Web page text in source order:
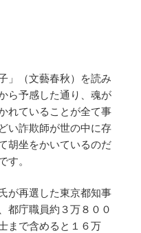
（文藝春秋）を読み
ら予感した通り、魂が
れていることが全て事
い詐欺師が世の中に存
胡坐をかいているのだ
す。
再選した東京都知事
都庁職員約３万８００
まで含めると１６万